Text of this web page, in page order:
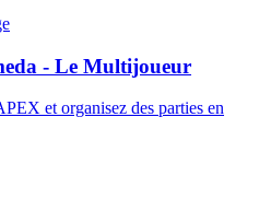
- Le Multijoueur
et organisez des parties en